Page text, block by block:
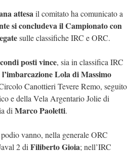
attesail comitato ha comunicato a
si concludeva il Campionato con
sulle classifiche IRC e ORC.
posti vince, sia in classifica IRC
l’imbarcazione Lola di Massimo
Canottieri Tevere Remo, seguito
e della Vela Argentario Jolie di
di Marco Paoletti.
vanno, nella generale ORC
2 di Filiberto Gioia; nell’IRC